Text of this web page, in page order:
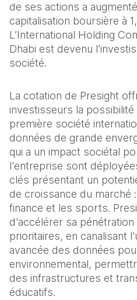
de ses actions a
capitalisation boursière à
L’International Holding
Dhabi est devenu
société.
La cotation de Presight
investisseurs la
première société
données de grande
qui a un impact sociétal
l'entreprise sont
clés présentant un
de croissance du marché
finance et les sports.
d'accélérer sa
prioritaires, en canalisant
avancée des données
environnemental,
des infrastructures et
éducatifs.